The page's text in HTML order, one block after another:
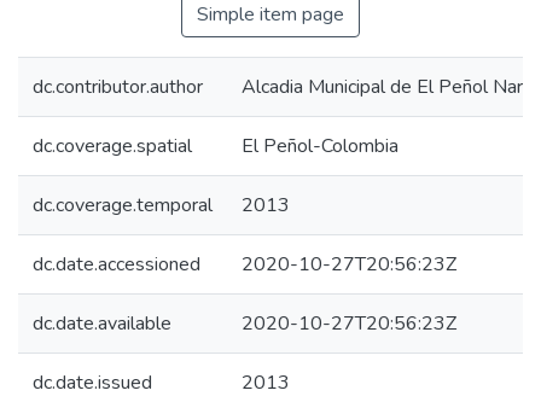
Simple item page
dc.contributor.author Alcadia Municipal de El Peñol
dc.coverage.spatial El Peñol-Colombia
dc.coverage.temporal 2013
dc.date.accessioned 2020-10-27T20:56:23Z
dc.date.available 2020-10-27T20:56:23Z
dc.date.issued 2013